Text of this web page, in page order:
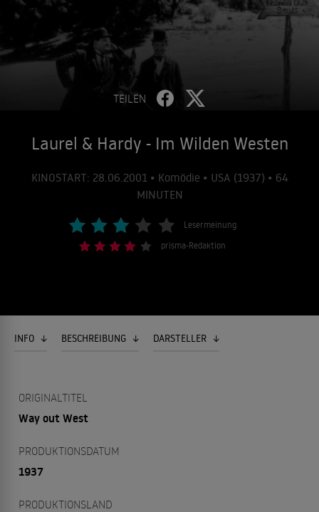
TEILEN
Laurel & Hardy - Im Wilden Westen
KINOSTART: 28.06.2001 • Komödie • USA (1937) • 64
MINUTEN
Lesermeinung
prisma-Redaktion
INFO BESCHREIBUNG DARSTELLER
ORIGINALTITEL
Way out West
PRODUKTIONSDATUM
1937
PRODUKTIONSLAND